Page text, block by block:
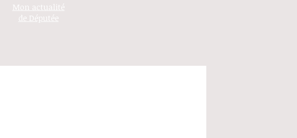
Mon actualité
de Députée